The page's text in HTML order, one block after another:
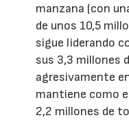
manzana (con
de unos 10,5
sigue liderando
sus 3,3 millones
agresivamente
mantiene como
2,2 millones de